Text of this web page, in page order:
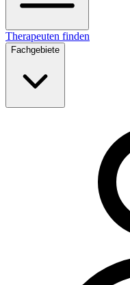
Therapeuten finden
Fachgebiete